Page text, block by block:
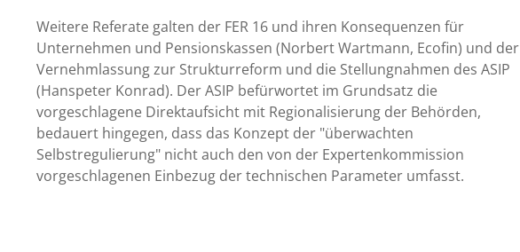
Weitere Referate galten der FER 16 und ihren Konsequenzen für
Unternehmen und Pensionskassen (Norbert Wartmann, Ecofin) und der
Vernehmlassung zur Strukturreform und die Stellungnahmen des ASIP
(Hanspeter Konrad). Der ASIP befürwortet im Grundsatz die
vorgeschlagene Direktaufsicht mit Regionalisierung der Behörden,
bedauert hingegen, dass das Konzept der "überwachten
Selbstregulierung" nicht auch den von der Expertenkommission
vorgeschlagenen Einbezug der technischen Parameter umfasst.